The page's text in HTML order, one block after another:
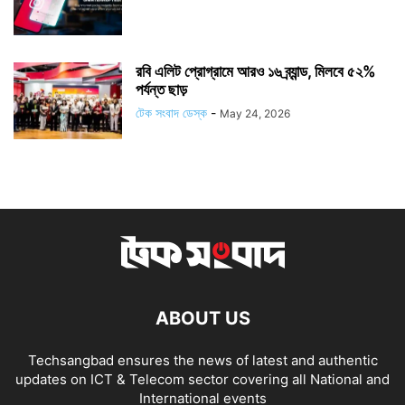
রবি এলিট প্রোগ্রামে আরও ১৬ ব্র্যান্ড, মিলবে ৫২%
পর্যন্ত ছাড়
টেক সংবাদ ডেস্ক - May 24, 2026
ABOUT US
Techsangbad ensures the news of latest and authentic
updates on ICT & Telecom sector covering all National and
International events